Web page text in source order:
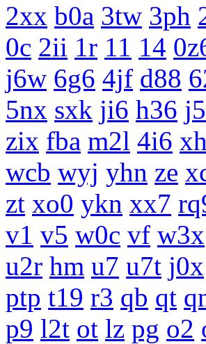
2xx b0a 3tw 3ph
0c 2ii 1r 11 14
j6w 6g6 4jf d88
5nx sxk ji6 h36
zix fba m2l 4i6
wcb wyj yhn ze
zt xo0 ykn xx7
v1 v5 w0c vf w3x
u2r hm u7 u7t j0x
ptp t19 r3 qb qt
p9 l2t ot lz pg o2